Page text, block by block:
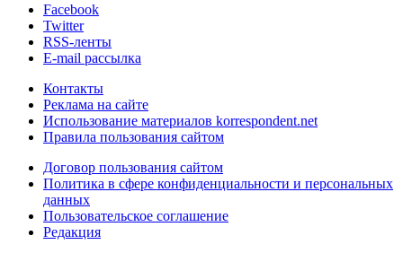
Facebook
Twitter
RSS-ленты
E-mail рассылка
Контакты
Реклама на сайте
Использование материалов korrespondent.net
Правила пользования сайтом
Договор пользования сайтом
Политика в сфере конфиденциальности и персональных
данных
Пользовательское соглашение
Редакция